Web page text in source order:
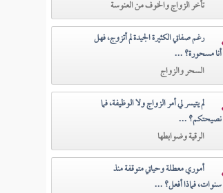
تأخر الزواج والخوف من العنوسة
رغم صفاتي الكثيرة الجيدة لم أتزوج، فهل
أنا مسحورة؟ ...
السحر والزواج
لم يتيسر لي أمر الزواج ولا الوظيفة، فما
نصيحتكم؟ ...
الرقية وضوابطها
أموري معطلة وحياتي متوقفة منذ
سنوات، فماذا أفعل؟ ...